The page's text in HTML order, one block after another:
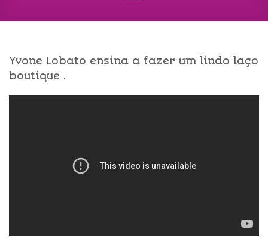
Yvone Lobato ensina a fazer um lindo laço
boutique .